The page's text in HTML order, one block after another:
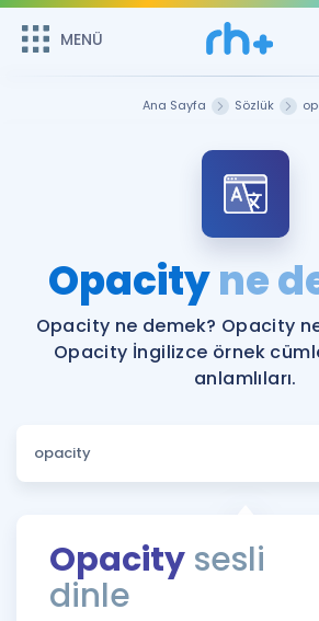
MENÜ
Şifremi
ÜYE DEĞİLİM
Sepetin Şu An
Remzi Hoca ile seni sınava
bekliyor!
MENÜ
Katılımcı Görüşleri
Faydalı Araçlar
Sözlük
Rehberlik Aracı
ÖSYM Sınav Takvimi
Hakkımızda
Ana Sayfa Sözlük
Opacityne
Opacity ne demek? Opacity
Opacity İngilizce örnek
anlamlıları.
Opacity sesli
dinle